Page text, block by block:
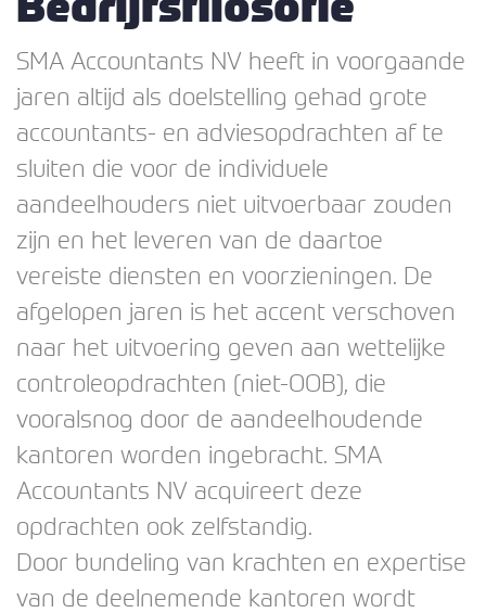
SMA Accountants NV heeft in voorgaande
jaren altijd als doelstelling gehad grote
accountants- en adviesopdrachten af te
sluiten die voor de individuele
aandeelhouders niet uitvoerbaar zouden
zijn en het leveren van de daartoe
vereiste diensten en voorzieningen. De
afgelopen jaren is het accent verschoven
naar het uitvoering geven aan wettelijke
controleopdrachten (niet-OOB), die
vooralsnog door de aandeelhoudende
kantoren worden ingebracht. SMA
Accountants NV acquireert deze
opdrachten ook zelfstandig.
Door bundeling van krachten en expertise
van de deelnemende kantoren wordt